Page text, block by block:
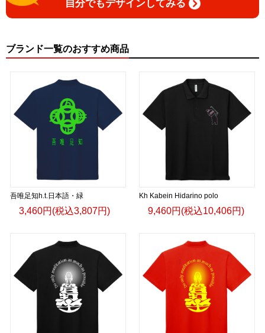
自分でもデザインしてみる
ブランド一覧のおすすめ商品
吾唯足知h.t.日本語・緑
3,460円(税込3,807円)
Kh Kabein Hidarino polo
9,460円(税込10,406円)